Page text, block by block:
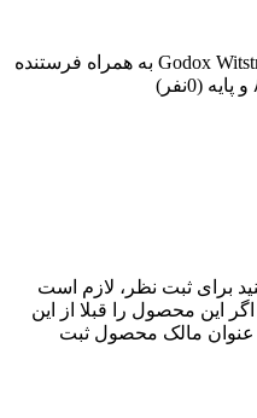
فلاش پرتابل گودکس Godox Witstro AD400 Pro به همراه فرستنده
(0نفر)
برای ثبت نظر، لازم است
این محصول را قبلا از این
عنوان مالک محصول ثبت